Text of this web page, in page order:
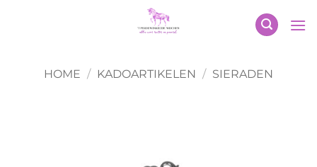
HOME / KADOARTIKELEN / SIERADEN